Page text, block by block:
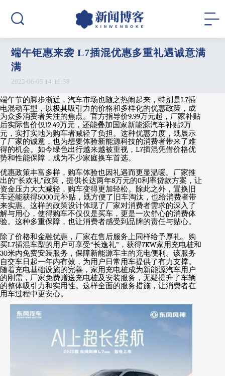
端午钜惠来袭 L7插混优惠多重礼遇诚意满
满
2025-06-05 14:11:58
端午节的脚步渐近，汽车市场也随之热闹起来，特别是L7插
电混动车型，以极具吸引力的价格和多样化的优惠政策，成
为众多消费者关注的焦点。官方指导价9.99万元起，厂家补贴
后实际售价仅12.49万元，还能叠加国家新能源汽车补贴2万
元，实打实地为购车者减轻了负担。这种优惠力度，既展示
了厂家的诚意，也为想要体验新能源科技的消费者带来了难
得的机会。如今绿色出行越来越被重视， L7插混凭借价格优
势和性能保障，成为不少家庭换车首选。
优惠政策丰富多样，购车体验也因礼遇而更显温暖。厂家推
出的“长欢礼”政策，提供长达两年8万元的0利率贷款方案，让
资金压力大大减轻，购车变得更加轻松。除此之外，置换旧
车还能获得5000元补贴，既方便了旧车淘汰，也给消费者带
来实惠。这样的政策设计体现了厂家对消费者需求的深入了
解与用心，使得购车不仅仅是买车，更是一次舒心的消费体
验。这种多重保障，也让消费者感受到品牌的责任与贴心。
除了价格和金融优惠，厂家在售后服务上同样给予厚礼。购
买L7插混车型的用户可享受“长逸礼” ，获得7KW家用充电桩和
30米内免费安装服务，保障新能源车主的充电便利。该服务
自交车日起一年内有效，为用户日常用车提供了有力支撑。
随着充电基础设施的完善，家用充电桩成为新能源汽车用户
的刚需，厂家免费赠送充电桩及安装服务，无疑提升了车辆
的整体吸引力和实用性。这样全面的服务措施，让消费者在
用车过程中更安心。